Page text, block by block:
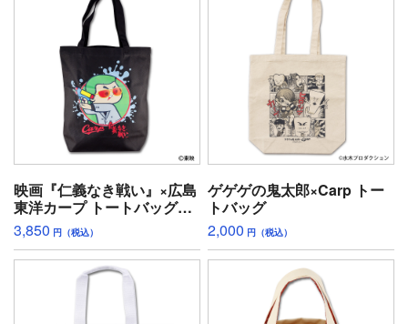
映画『仁義なき戦い』×広島
東洋カープ トートバッグ
（ティアドロップ坊や）
3,850 円（税込）
ゲゲゲの鬼太郎×Carp トー
トバッグ
2,000 円（税込）